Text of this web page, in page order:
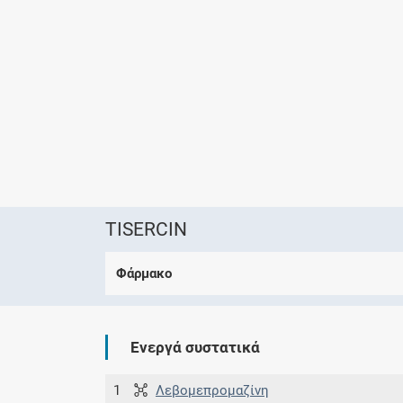
TISERCIN
Φάρμακο
Ενεργά συστατικά
1 Λεβομεπρομαζίνη